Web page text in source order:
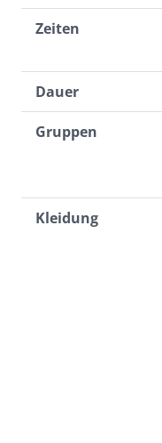
Zeiten
Dauer
Gruppen
Kleidung